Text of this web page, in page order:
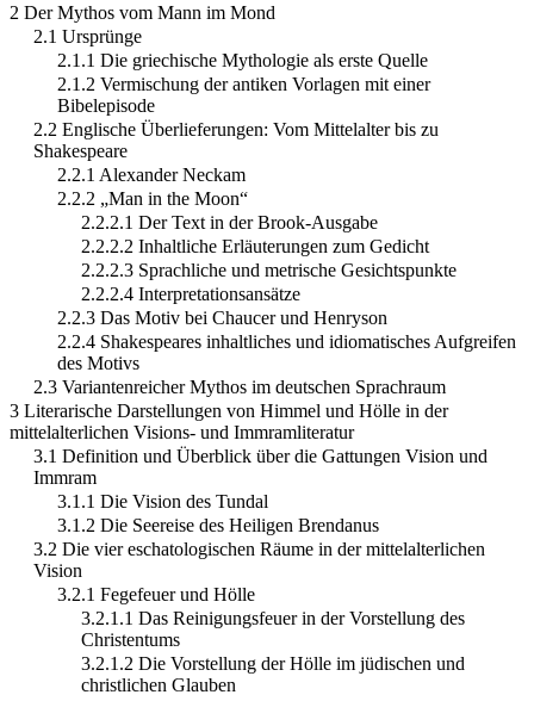
2 Der Mythos vom Mann im Mond
2.1 Ursprünge
2.1.1 Die griechische Mythologie als erste Quelle
2.1.2 Vermischung der antiken Vorlagen mit einer
Bibelepisode
2.2 Englische Überlieferungen: Vom Mittelalter bis zu
Shakespeare
2.2.1 Alexander Neckam
2.2.2 „Man in the Moon“
2.2.2.1 Der Text in der Brook-Ausgabe
2.2.2.2 Inhaltliche Erläuterungen zum Gedicht
2.2.2.3 Sprachliche und metrische Gesichtspunkte
2.2.2.4 Interpretationsansätze
2.2.3 Das Motiv bei Chaucer und Henryson
2.2.4 Shakespeares inhaltliches und idiomatisches Aufgreifen
des Motivs
2.3 Variantenreicher Mythos im deutschen Sprachraum
3 Literarische Darstellungen von Himmel und Hölle in der
mittelalterlichen Visions- und Immramliteratur
3.1 Definition und Überblick über die Gattungen Vision und
Immram
3.1.1 Die Vision des Tundal
3.1.2 Die Seereise des Heiligen Brendanus
3.2 Die vier eschatologischen Räume in der mittelalterlichen
Vision
3.2.1 Fegefeuer und Hölle
3.2.1.1 Das Reinigungsfeuer in der Vorstellung des
Christentums
3.2.1.2 Die Vorstellung der Hölle im jüdischen und
christlichen Glauben